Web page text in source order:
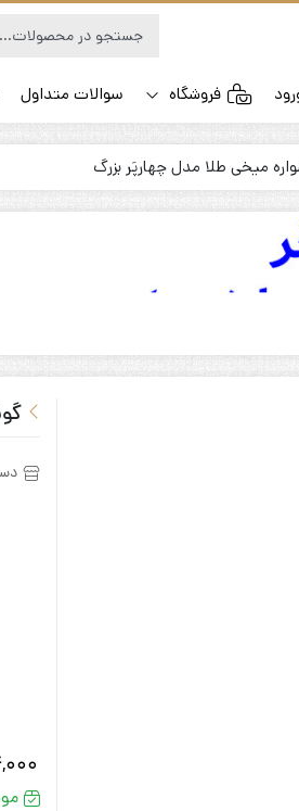
فروشگاه
دستبند چرم و طلا
سوالات متداول
میخی طلا مدل چهارپَر بزرگ